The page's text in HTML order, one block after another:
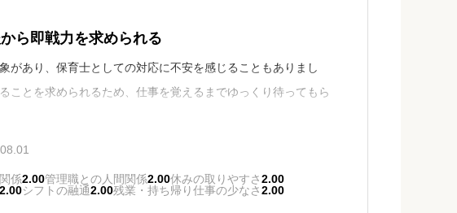
ら即戦力を求められる
があり、保育士としての対応に不安を感じることもありまし
ことを求められるため、仕事を覚えるまでゆっくり待ってもら
人間関係は一緒に働く相手によって変わりますが、全体として
係2.00管理職との人間関係2.00休みの取りやすさ2.00
2.00シフトの融通2.00残業・持ち帰り仕事の少なさ2.00